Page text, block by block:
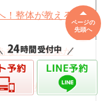
！整体が教える
なたへ。整体が
鍼灸で根本から
ページの
先頭へ